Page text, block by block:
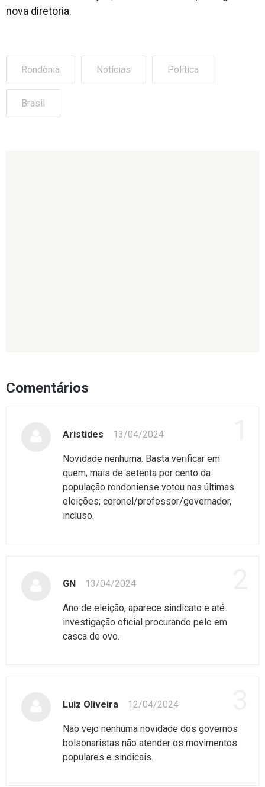
nova diretoria.
Rondônia Notícias Política
Brasil
Comentários
Aristides 13/04/2024
Novidade nenhuma. Basta verificar em
quem, mais de setenta por cento da
população rondoniense votou nas últimas
eleições; coronel/professor/governador,
incluso.
GN 13/04/2024
Ano de eleição, aparece sindicato e até
investigação oficial procurando pelo em
casca de ovo.
Luiz Oliveira 12/04/2024
Não vejo nenhuma novidade dos governos
bolsonaristas não atender os movimentos
populares e sindicais.